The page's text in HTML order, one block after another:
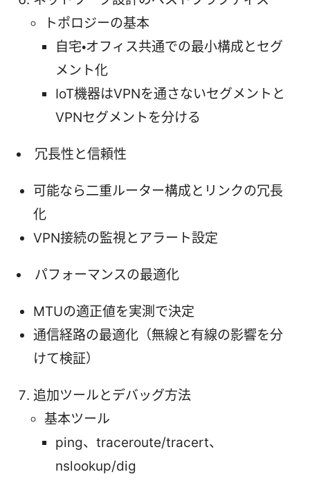
トポロジーの基本
自宅・オフィス共通での最小構成とセグ
メント化
IoT機器はVPNを通さないセグメントと
VPNセグメントを分ける
冗長性と信頼性
可能なら二重ルーター構成とリンクの冗長
化
VPN接続の監視とアラート設定
パフォーマンスの最適化
MTUの適正値を実測で決定
通信経路の最適化（無線と有線の影響を分
けて検証）
追加ツールとデバッグ方法
基本ツール
ping、traceroute/tracert、
nslookup/dig